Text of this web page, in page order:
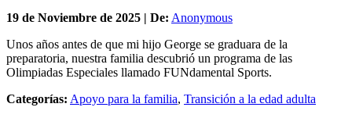
19 de Noviembre de 2025 | De: Anonymous
Unos años antes de que mi hijo George se graduara de la
preparatoria, nuestra familia descubrió un programa de las
Olimpiadas Especiales llamado FUNdamental Sports.
Categorías: Apoyo para la familia, Transición a la edad adulta